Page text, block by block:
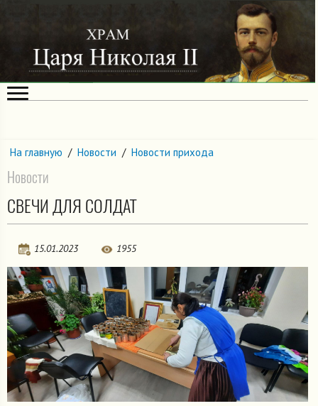
На главную / Новости / Новости прихода
Новости
СВЕЧИ ДЛЯ СОЛДАТ
15.01.2023 1955